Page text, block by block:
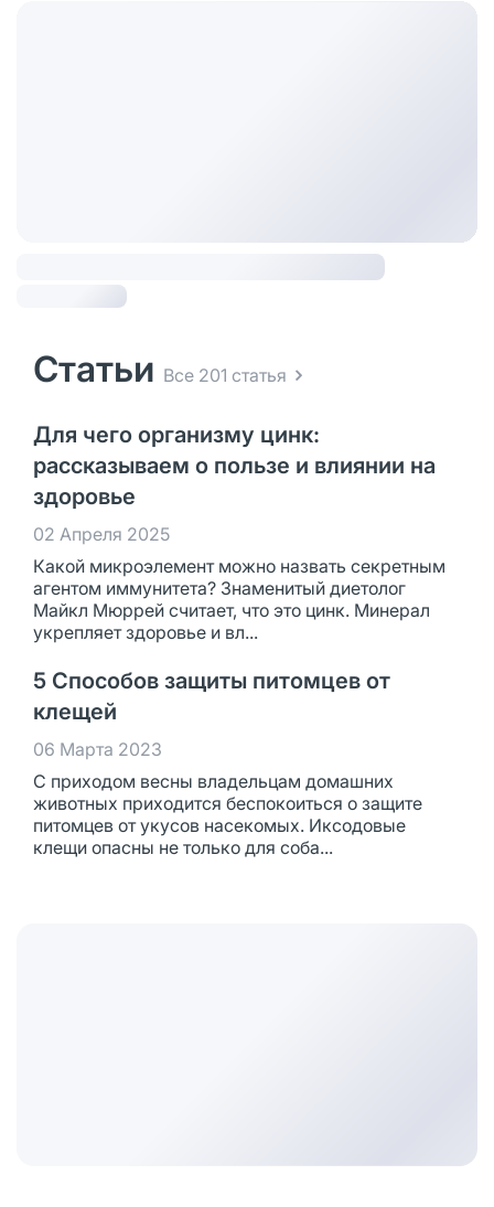
Статьи Все 201 статья
Для чего организму цинк:
рассказываем о пользе и влиянии на
здоровье
02 Апреля 2025
Какой микроэлемент можно назвать секретным
агентом иммунитета? Знаменитый диетолог
Майкл Мюррей считает, что это цинк. Минерал
укрепляет здоровье и вл...
5 Способов защиты питомцев от
клещей
06 Марта 2023
С приходом весны владельцам домашних
животных приходится беспокоиться о защите
питомцев от укусов насекомых. Иксодовые
клещи опасны не только для соба...